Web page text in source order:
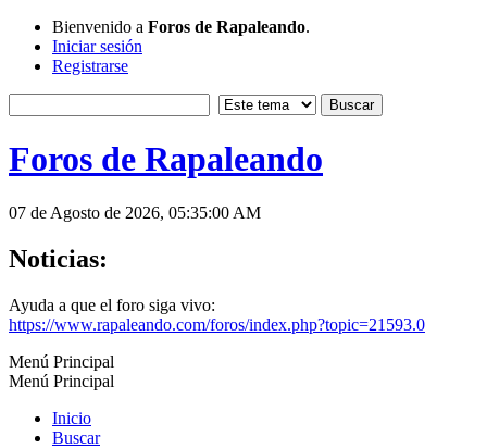
Bienvenido a Foros de Rapaleando.
Iniciar sesión
Registrarse
Foros de Rapaleando
07 de Agosto de 2026, 05:35:00 AM
Noticias:
Ayuda a que el foro siga vivo:
https://www.rapaleando.com/foros/index.php?topic=21593.0
Menú Principal
Menú Principal
Inicio
Buscar